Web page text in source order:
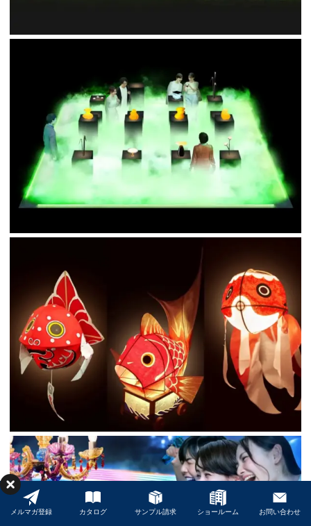
メルマガ登録 カタログ サンプル請求 ショールーム お問い合わせ